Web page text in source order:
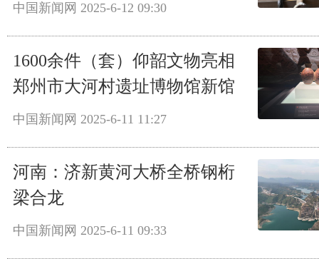
中国新闻网 2025-6-12 09:30
1600余件（套）仰韶文物亮相
郑州市大河村遗址博物馆新馆
中国新闻网 2025-6-11 11:27
河南：济新黄河大桥全桥钢桁
梁合龙
中国新闻网 2025-6-11 09:33